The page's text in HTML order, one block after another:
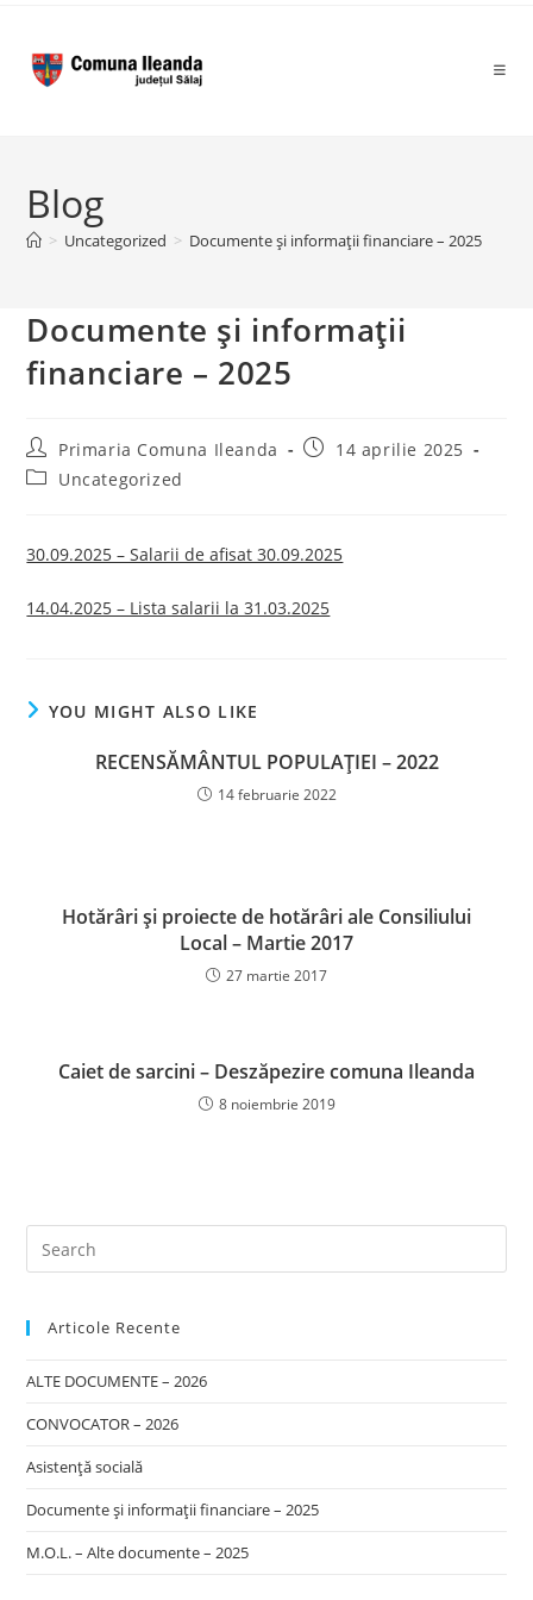
Blog
> Uncategorized > Documente și informații financiare – 2025
Documente și informații
financiare – 2025
Post
author:
Primaria Comuna Ileanda
Post14 aprilie 2025
PostUncategorized
30.09.2025 – Salarii de afisat 30.09.2025
14.04.2025 – Lista salarii la 31.03.2025
YOU MIGHT ALSO LIKE
RECENSĂMÂNTUL POPULAȚIEI – 2022
14 februarie 2022
Hotărâri şi proiecte de hotărâri ale Consiliului
Local – Martie 2017
27 martie 2017
Caiet de sarcini – Deszăpezire comuna Ileanda
8 noiembrie 2019
Articole Recente
ALTE DOCUMENTE – 2026
CONVOCATOR – 2026
Asistență socială
Documente și informații financiare – 2025
M.O.L. – Alte documente – 2025